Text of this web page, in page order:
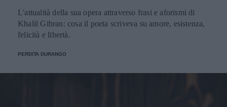
L'attualità della sua opera attraverso frasi e aforismi di
Khalil Gibran: cosa il poeta scriveva su amore, esistenza,
felicità e libertà.
PERDITA DURANGO